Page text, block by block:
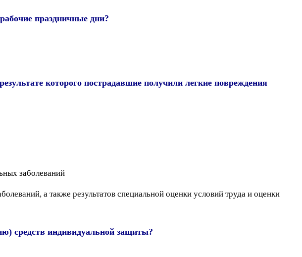
праздничные дни?
которого пострадавшие получили легкие повреждения
заболеваний
а также результатов специальной оценки условий труда и оценки
средств индивидуальной защиты?